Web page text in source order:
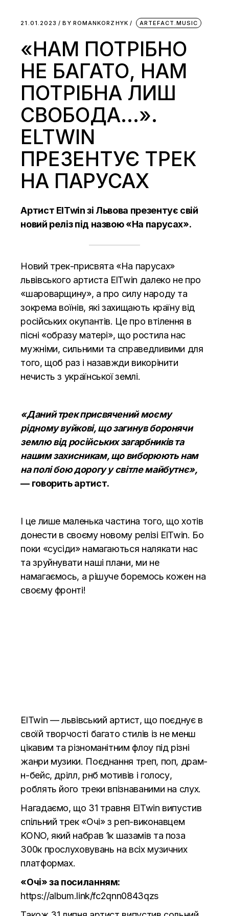
21.01.2023 BY ROMANKORZHYK ARTEFACT.MUSIC
«НАМ ПОТРІБНО
НЕ БАГАТО, НАМ
ПОТРІБНА ЛИШ
СВОБОДА…».
ELTWIN
ПРЕЗЕНТУЄ ТРЕК
НА ПАРУСАХ
Артист ElTwin зі Львова презентує свій
новий реліз під назвою «На парусах».
Новий трек-присвята «На парусах»
львівського артиста ElTwin далеко не про
«шароварщину», а про силу народу та
зокрема воїнів, які захищають країну від
російських окупантів. Це про втілення в
пісні «образу матері», що ростила нас
мужніми, сильними та справедливими для
того, щоб раз і назавжди викорінити
нечисть з української землі.
«Даний трек присвячений моєму
рідному вуйкові, що загинув боронячи
землю від російських загарбників та
нашим захисникам, що виборюють нам
на полі бою дорогу у світле майбутнє»,
— говорить артист.
І це лише маленька частина того, що хотів
донести в своєму новому релізі ElTwin. Бо
поки «сусіди» намагаються налякати нас
та зруйнувати наші плани, ми не
намагаємось, а рішуче боремось кожен на
своєму фронті!
ElTwin — львівський артист, що поєднує в
своїй творчості багато стилів із не менш
цікавим та різноманітним флоу під різні
жанри музики. Поєднання треп, поп, драм-
н-бейс, дрілл, рнб мотивів і голосу,
роблять його треки впізнаваними на слух.
Нагадаємо, що 31 травня ElTwin випустив
спільний трек «Очі» з реп-виконавцем
KONO, який набрав 1к шазамів та поза
300к прослуховувань на всіх музичних
платформах.
«Очі» за посиланням:
https://album.link/fc2qnn0843qzs